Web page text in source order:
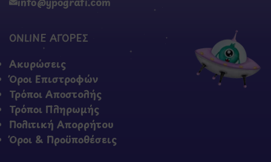
ONLINE ΑΓΟΡΕΣ
Ακυρώσεις
Όροι Επιστροφών
Τρόποι Αποστολής
Τρόποι Πληρωμής
Πολιτική Απορρήτου
Όροι & Προϋποθέσεις